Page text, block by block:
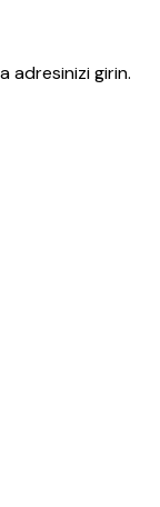
adresinizi girin.